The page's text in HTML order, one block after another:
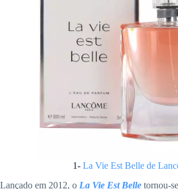
1- La Vie Est Belle de
Lançado em 2012, o La Vie Est Belle tornou-